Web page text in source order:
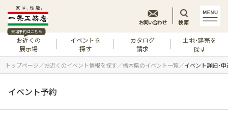
来場予約はこちら
お近くの
展示場
イベントを
探す
カタログ
請求
土地・建売を
探す
お問い合わせ 検索
トップページ お近くのイベント情報を探す 栃木県のイベント一覧 イベント詳細・
イベント予約